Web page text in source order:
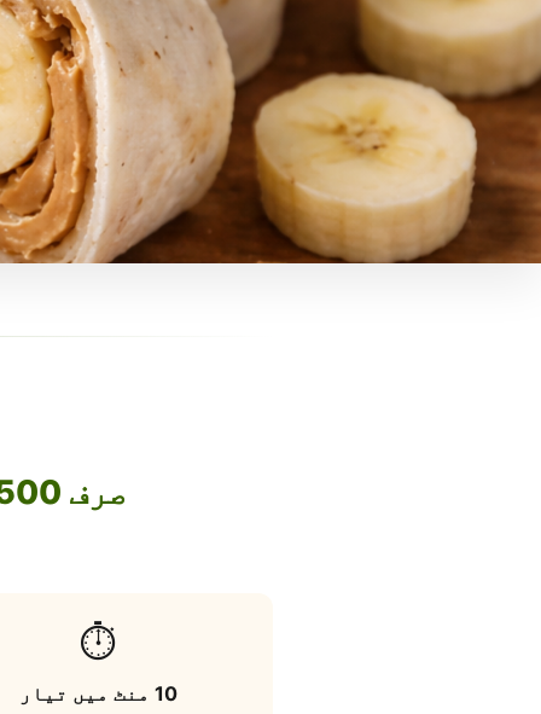
صرف 1500 روپے میں اپنا فوڈ بزنس آن لائن لے جائیں
⏱️
10 منٹ میں تیار